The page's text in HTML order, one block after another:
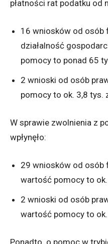
płatności rat podatku od
16 wniosków od osób
działalność
pomocy to ponad 65
2 wnioski od osób
pomocy to ok. 3,8 tys.
W sprawie zwolnienia z
wpłynęło:
29 wniosków od osób
wartość pomocy to ok.
2 wnioski od osób
wartość pomocy to ok.